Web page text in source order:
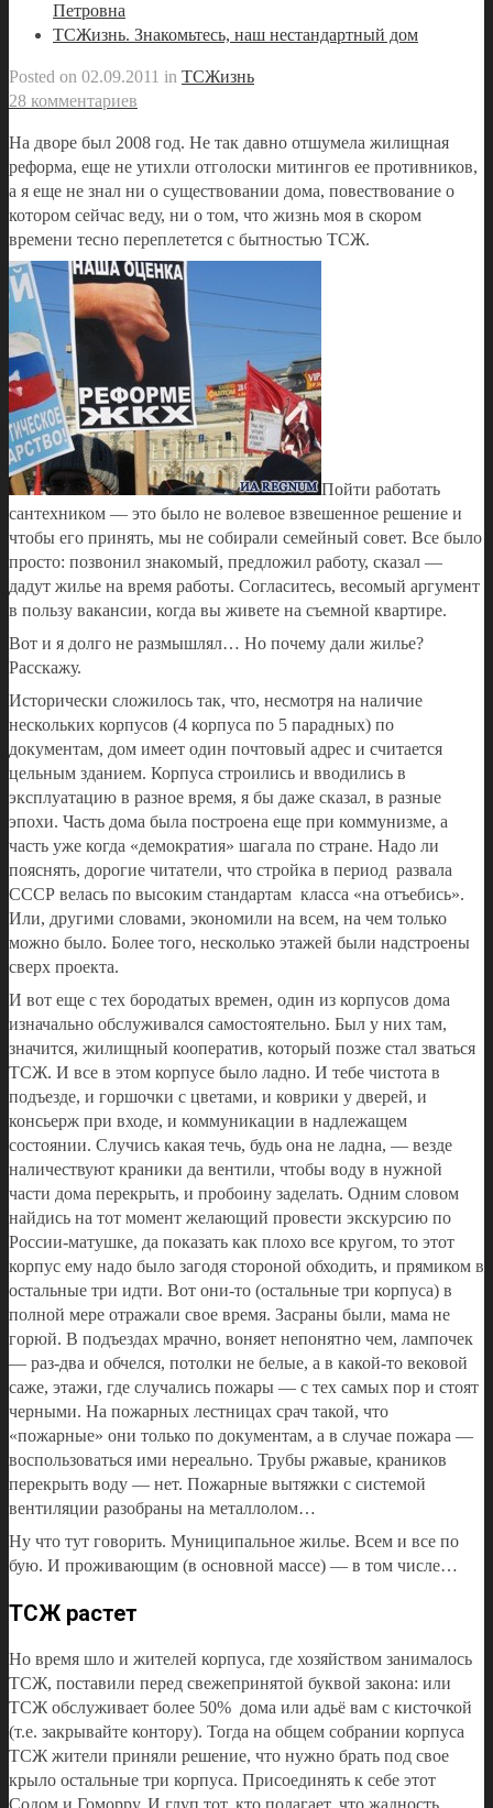
Петровна
ТСЖизнь. Знакомьтесь, наш нестандартный дом
Posted on 02.09.2011 in ТСЖизнь
28 комментариев
На дворе был 2008 год. Не так давно отшумела жилищная
реформа, еще не утихли отголоски митингов ее противников,
а я еще не знал ни о существовании дома, повествование о
котором сейчас веду, ни о том, что жизнь моя в скором
времени тесно переплетется с бытностью ТСЖ.
Пойти работать
сантехником — это было не волевое взвешенное решение и
чтобы его принять, мы не собирали семейный совет. Все было
просто: позвонил знакомый, предложил работу, сказал —
дадут жилье на время работы. Согласитесь, весомый аргумент
в пользу вакансии, когда вы живете на съемной квартире.
Вот и я долго не размышлял… Но почему дали жилье?
Расскажу.
Исторически сложилось так, что, несмотря на наличие
нескольких корпусов (4 корпуса по 5 парадных) по
документам, дом имеет один почтовый адрес и считается
цельным зданием. Корпуса строились и вводились в
эксплуатацию в разное время, я бы даже сказал, в разные
эпохи. Часть дома была построена еще при коммунизме, а
часть уже когда «демократия» шагала по стране. Надо ли
пояснять, дорогие читатели, что стройка в период развала
СССР велась по высоким стандартам класса «на отъебись».
Или, другими словами, экономили на всем, на чем только
можно было. Более того, несколько этажей были надстроены
сверх проекта.
И вот еще с тех бородатых времен, один из корпусов дома
изначально обслуживался самостоятельно. Был у них там,
значится, жилищный кооператив, который позже стал зваться
ТСЖ. И все в этом корпусе было ладно. И тебе чистота в
подъезде, и горшочки с цветами, и коврики у дверей, и
консьерж при входе, и коммуникации в надлежащем
состоянии. Случись какая течь, будь она не ладна, — везде
наличествуют краники да вентили, чтобы воду в нужной
части дома перекрыть, и пробоину заделать. Одним словом
найдись на тот момент желающий провести экскурсию по
России-матушке, да показать как плохо все кругом, то этот
корпус ему надо было загодя стороной обходить, и прямиком в
остальные три идти. Вот они-то (остальные три корпуса) в
полной мере отражали свое время. Засраны были, мама не
горюй. В подъездах мрачно, воняет непонятно чем, лампочек
— раз-два и обчелся, потолки не белые, а в какой-то вековой
саже, этажи, где случались пожары — с тех самых пор и стоят
черными. На пожарных лестницах срач такой, что
«пожарные» они только по документам, а в случае пожара —
воспользоваться ими нереально. Трубы ржавые, краников
перекрыть воду — нет. Пожарные вытяжки с системой
вентиляции разобраны на металлолом…
Ну что тут говорить. Муниципальное жилье. Всем и все по
бую. И проживающим (в основной массе) — в том числе…
ТСЖ растет
Но время шло и жителей корпуса, где хозяйством занималось
ТСЖ, поставили перед свежепринятой буквой закона: или
ТСЖ обслуживает более 50% дома или адьё вам с кисточкой
(т.е. закрывайте контору). Тогда на общем собрании корпуса
ТСЖ жители приняли решение, что нужно брать под свое
крыло остальные три корпуса. Присоединять к себе этот